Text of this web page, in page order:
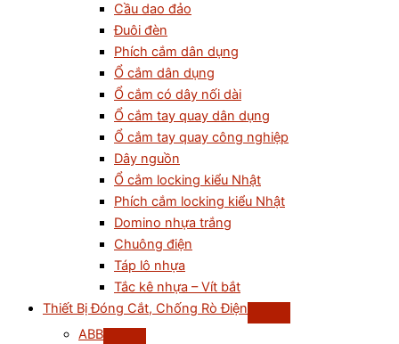
Cầu dao đảo
Đuôi đèn
Phích cắm dân dụng
Ổ cắm dân dụng
Ổ cắm có dây nối dài
Ổ cắm tay quay dân dụng
Ổ cắm tay quay công nghiệp
Dây nguồn
Ổ cắm locking kiểu Nhật
Phích cắm locking kiểu Nhật
Domino nhựa trắng
Chuông điện
Táp lô nhựa
Tắc kê nhựa – Vít bắt
Thiết Bị Đóng Cắt, Chống Rò Điện
ABB